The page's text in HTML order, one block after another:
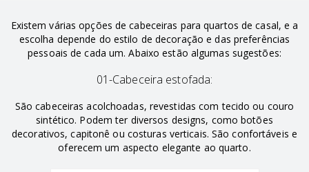
Existem várias opções de cabeceiras para quartos de casal, e a
escolha depende do estilo de decoração e das preferências
pessoais de cada um. Abaixo estão algumas sugestões:
01-Cabeceira estofada:
São cabeceiras acolchoadas, revestidas com tecido ou couro
sintético. Podem ter diversos designs, como botões
decorativos, capitonê ou costuras verticais. São confortáveis e
oferecem um aspecto elegante ao quarto.